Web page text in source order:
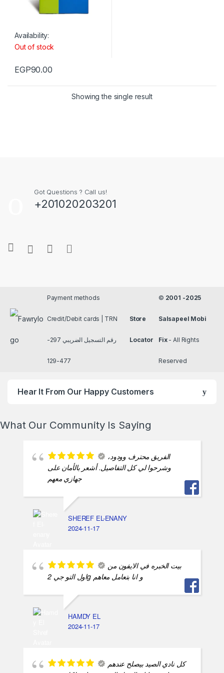
Availability:
Out of stock
EGP90.00
Showing the single result
Got Questions ? Call us!
+201020203201
Payment methods
Credit/Debit cards | TRN
رقم التسجيل الضريبي 297-
477-129
Store
Locator
© 2001 -2025
Salsapeel Mobi
Fix- All Rights
Reserved
Hear It From Our Happy Customers
What Our Community Is Saying
الفريق محترف وودود،
وشرحوا لي كل التفاصيل. أشعر بالأمان على
جهازي معهم
SHEREF EL-ENANY
2024-11-17
بيت الخبره في الايفون من
اول التو جي 2g و انا بتعامل معاهم
HAMDY EL
2024-11-17
كل نادي الصيد بيصلح عندهم